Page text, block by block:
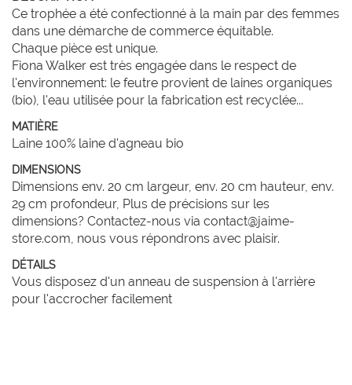
Ce trophée a été confectionné à la main par des femmes
dans une démarche de commerce équitable.
Chaque pièce est unique.
Fiona Walker est très engagée dans le respect de
l'environnement: le feutre provient de laines organiques
(bio), l'eau utilisée pour la fabrication est recyclée...
MATIÈRE
Laine 100% laine d'agneau bio
DIMENSIONS
Dimensions env. 20 cm largeur, env. 20 cm hauteur, env.
29 cm profondeur, Plus de précisions sur les
dimensions? Contactez-nous via contact@jaime-
store.com, nous vous répondrons avec plaisir.
DÉTAILS
Vous disposez d'un anneau de suspension à l'arrière
pour l'accrocher facilement